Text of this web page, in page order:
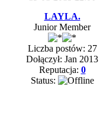
LAYLA.
Junior Member
Liczba postów: 27
Dołączył: Jan 2013
Reputacja: 0
Status: